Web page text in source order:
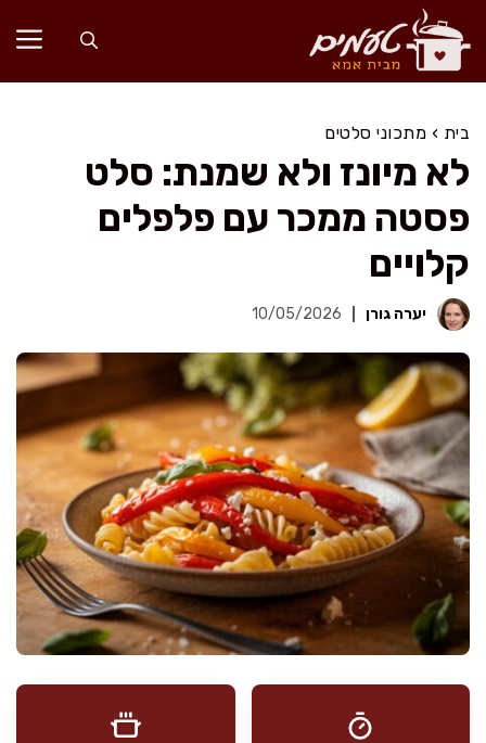
לדלג
לתוכן
בית › מתכוני סלטים
לא מיונז ולא שמנת: סלט
פסטה ממכר עם פלפלים
קלויים
יערה גורן 10/05/2026